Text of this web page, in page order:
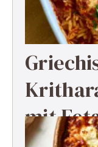
mit